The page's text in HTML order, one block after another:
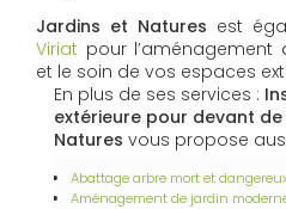
Jardins et Natures est
Viriat pour l’aménagement
et le soin de vos espaces
En plus de ses services :
extérieure pour devant
Natures vous propose
Abattage arbre mort et
Aménagement de jardin